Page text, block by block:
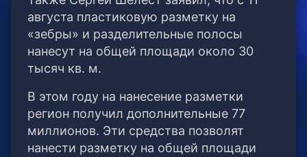
августа пластиковую разметку на
«зебры» и разделительные полосы
нанесут на общей площади около 30
тысяч кв. м.
В этом году на нанесение разметки
регион получил дополнительные 77
миллионов. Эти средства позволят
нанести разметку на общей площади